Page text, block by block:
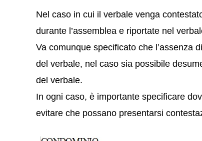
Nel caso in cui il verbale venga
durante l’assemblea e riportate nel
Va comunque specificato che l’assenza
del verbale, nel caso sia possibile
del verbale.
In ogni caso, è importante specificare
evitare che possano presentarsi